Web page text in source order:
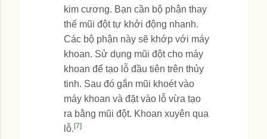
kim cương. Bạn cần bộ phận thay
thế mũi đột tự khởi động nhanh.
Các bộ phận này sẽ khớp với máy
khoan. Sử dụng mũi đột cho máy
khoan để tạo lỗ đầu tiên trên thủy
tinh. Sau đó gắn mũi khoét vào
máy khoan và đặt vào lỗ vừa tạo
ra bằng mũi đột. Khoan xuyên qua
lỗ. [7]